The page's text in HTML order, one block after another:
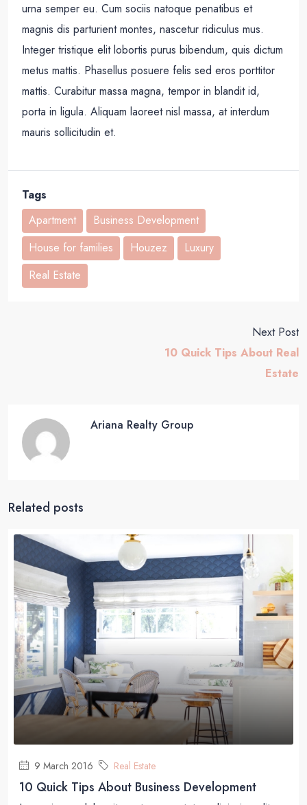
urna semper eu. Cum sociis natoque penatibus et
magnis dis parturient montes, nascetur ridiculus mus.
Integer tristique elit lobortis purus bibendum, quis dictum
metus mattis. Phasellus posuere felis sed eros porttitor
mattis. Curabitur massa magna, tempor in blandit id,
porta in ligula. Aliquam laoreet nisl massa, at interdum
mauris sollicitudin et.
Tags
Apartment
Business Development
House for families
Houzez
Luxury
Real Estate
Next Post
10 Quick Tips About Real
Estate
Ariana Realty Group
Related posts
9 March 2016 Real Estate
10 Quick Tips About Business Development